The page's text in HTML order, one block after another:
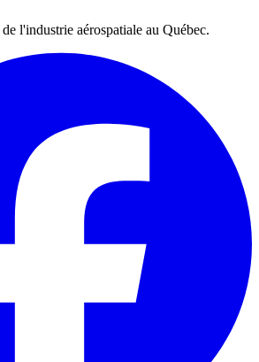
l'industrie aérospatiale au Québec.